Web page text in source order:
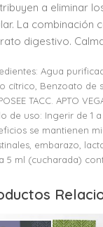
a eliminar
La
digestivo.
Agua
cítrico, Benzoato de
TACC. APTO
de uso: Ingerir de 1
se mantienen
embarazo,
5 ml (cucharada)